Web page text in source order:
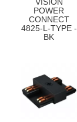
POWER
CONNECT
4825-L-TYPE -
BK